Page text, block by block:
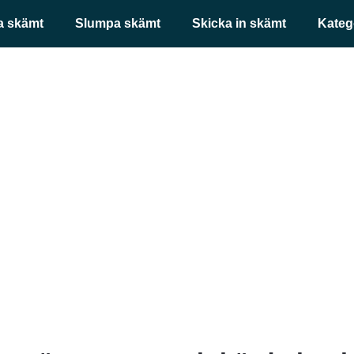
skämt Slumpa skämt Skicka in skämt